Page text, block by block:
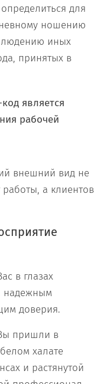
для
ношению
иных
принятых в
является
рабочей
внешний вид не
работы, а клиентов
в глазах
надежным
доверия.
Вы пришли в
халате
и растянутой